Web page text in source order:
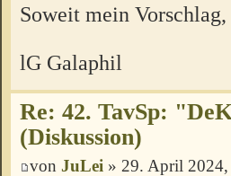
Soweit mein
lG Galaphil
Re: 42. TavSp:
(Diskussion)
von JuLei » 29. April